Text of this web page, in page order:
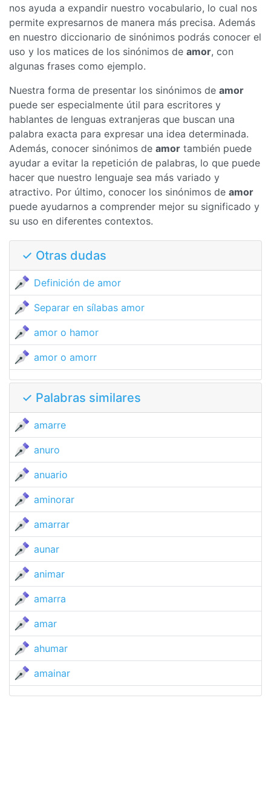
nos ayuda a expandir nuestro vocabulario, lo cual nos
permite expresarnos de manera más precisa. Además
en nuestro diccionario de sinónimos podrás conocer el
uso y los matices de los sinónimos de amor, con
algunas frases como ejemplo.
Nuestra forma de presentar los sinónimos de amor
puede ser especialmente útil para escritores y
hablantes de lenguas extranjeras que buscan una
palabra exacta para expresar una idea determinada.
Además, conocer sinónimos de amor también puede
ayudar a evitar la repetición de palabras, lo que puede
hacer que nuestro lenguaje sea más variado y
atractivo. Por último, conocer los sinónimos de amor
puede ayudarnos a comprender mejor su significado y
su uso en diferentes contextos.
✓ Otras dudas
Definición de amor
Separar en sílabas amor
amor o hamor
amor o amorr
✓ Palabras similares
amarre
anuro
anuario
aminorar
amarrar
aunar
animar
amarra
amar
ahumar
amainar